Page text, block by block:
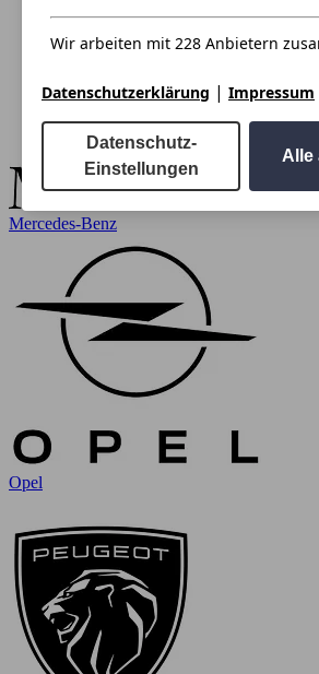
Mercedes-Benz
Opel
Wir arbeiten mit 228 Anbietern
Datenschutzerklärung | Impressum
Datenschutz-
Einstellungen
Alle